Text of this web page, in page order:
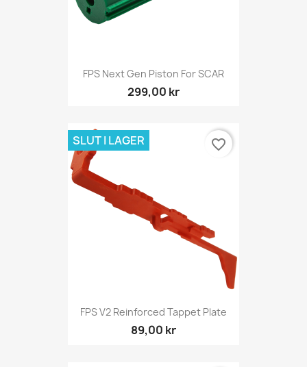
FPS Next Gen Piston For SCAR
299,00 kr
FPS V2 Reinforced Tappet Plate
89,00 kr
SLUT I LAGER favorite_border